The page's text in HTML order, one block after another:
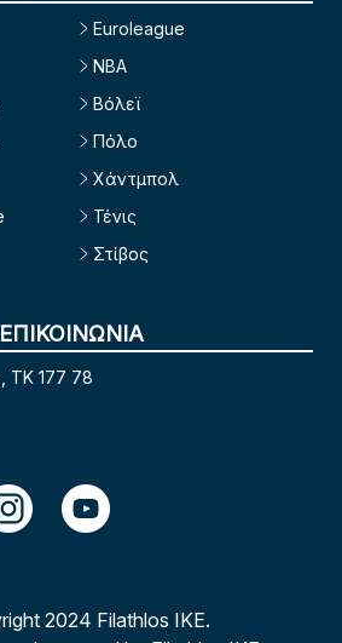
Euroleague
NBA
Βόλεϊ
Πόλο
Χάντμπολ
Τένις
Στίβος
ΕΠΙΚΟΙΝΩΝΙΑ
TK 177 78
2024 Filathlos ΙΚΕ.